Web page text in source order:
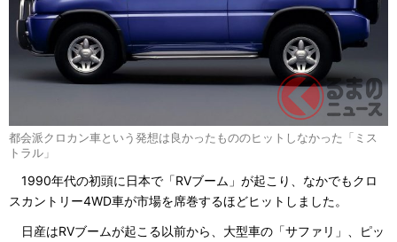
都会派クロカン車という発想は良かったもののヒットしなかった「ミス
トラル」
1990年代の初頭に日本で「RVブーム」が起こり、なかでもクロ
スカントリー4WD車が市場を席巻するほどヒットしました。
日産はRVブームが起こる以前から、大型車の「サファリ」、ピッ